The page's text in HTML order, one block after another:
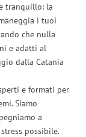
tranquillo: la
i tuoi
che nulla
e adatti al
dalla Catania
e formati per
Siamo
a
possibile.